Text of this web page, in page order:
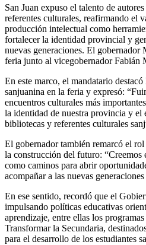
San Juan expuso el talento de
referentes culturales, reafirmando el
producción intelectual como
fortalecer la identidad provincial y
nuevas generaciones. El gobernador
feria junto al vicegobernador Fabián
En este marco, el mandatario
sanjuanina en la feria y expresó:
encuentros culturales más
la identidad de nuestra provincia y el
bibliotecas y referentes culturales
El gobernador también remarcó el
la construcción del futuro: “Creemos
como caminos para abrir
acompañar a las nuevas
En ese sentido, recordó que el
impulsando políticas educativas
aprendizaje, entre ellas los
Transformar la Secundaria,
para el desarrollo de los estudiantes